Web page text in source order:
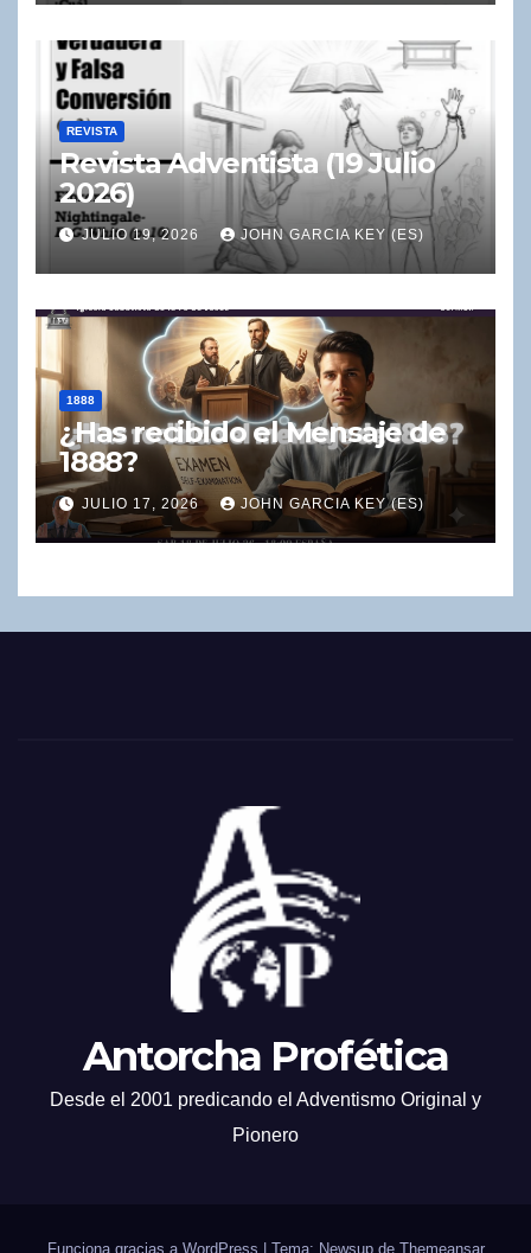
REVISTA
Revista Adventista (19 Julio
2026)
JULIO 19, 2026 JOHN GARCIA KEY (ES)
1888
¿Has recibido el Mensaje de
1888?
JULIO 17, 2026 JOHN GARCIA KEY (ES)
Antorcha Profética
Desde el 2001 predicando el Adventismo Original y
Pionero
Funciona gracias a WordPress Tema: Newsup de Themeansar